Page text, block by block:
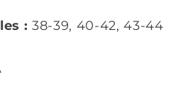
:38-39, 40-42, 43-44